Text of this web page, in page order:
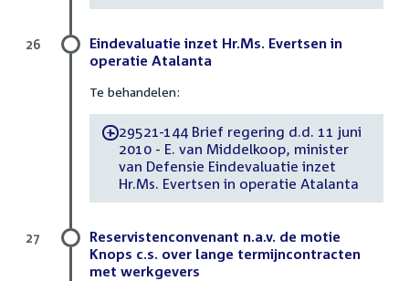
Eindevaluatie inzet Hr.Ms. Evertsen in
operatie Atalanta
Te behandelen:
-29521-144 Brief regering d.d. 11 juni
2010 - E. van Middelkoop, minister
van Defensie Eindevaluatie inzet
Hr.Ms. Evertsen in operatie Atalanta
26
Reservistenconvenant n.a.v. de motie
Knops c.s. over lange termijncontracten
met werkgevers
27